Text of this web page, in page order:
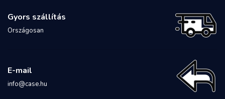
Gyors szállítás
Országosan
E-mail
info@case.hu